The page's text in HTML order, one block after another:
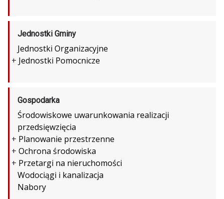
Jednostki Gminy
Jednostki Organizacyjne
+ Jednostki Pomocnicze
Gospodarka
Środowiskowe uwarunkowania realizacji
przedsięwzięcia
+ Planowanie przestrzenne
+ Ochrona środowiska
+ Przetargi na nieruchomości
Wodociągi i kanalizacja
Nabory